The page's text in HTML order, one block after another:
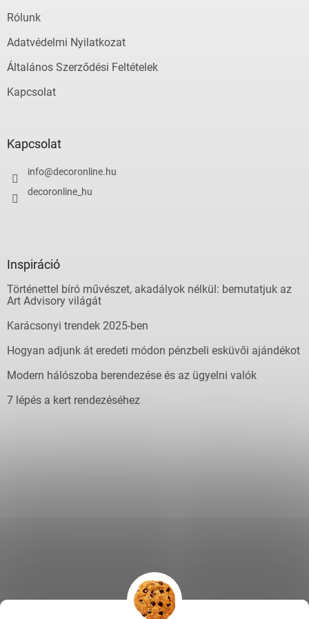
Rólunk
Adatvédelmi Nyilatkozat
Általános Szerződési Feltételek
Kapcsolat
Kapcsolat
info@decoronline.hu
decoronline_hu
Inspiráció
Történettel bíró művészet, akadályok nélkül: bemutatjuk az
Art Advisory világát
Karácsonyi trendek 2025-ben
Hogyan adjunk át eredeti módon pénzbeli esküvői ajándékot
Modern hálószoba berendezése és az ügyelni valók
7 lépés a kert rendezéséhez